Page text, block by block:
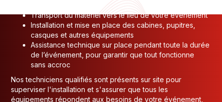
Repérage technique en amont
Transport du matériel vers le lieu de votre événement
Installation et mise en place des cabines, pupitres,
casques et autres équipements
Assistance technique sur place pendant toute la durée
de l’événement, pour garantir que tout fonctionne
sans accroc
Nos techniciens qualifiés sont présents sur site pour
superviser l'installation et s'assurer que tous les
équipements répondent aux besoins de votre événement,